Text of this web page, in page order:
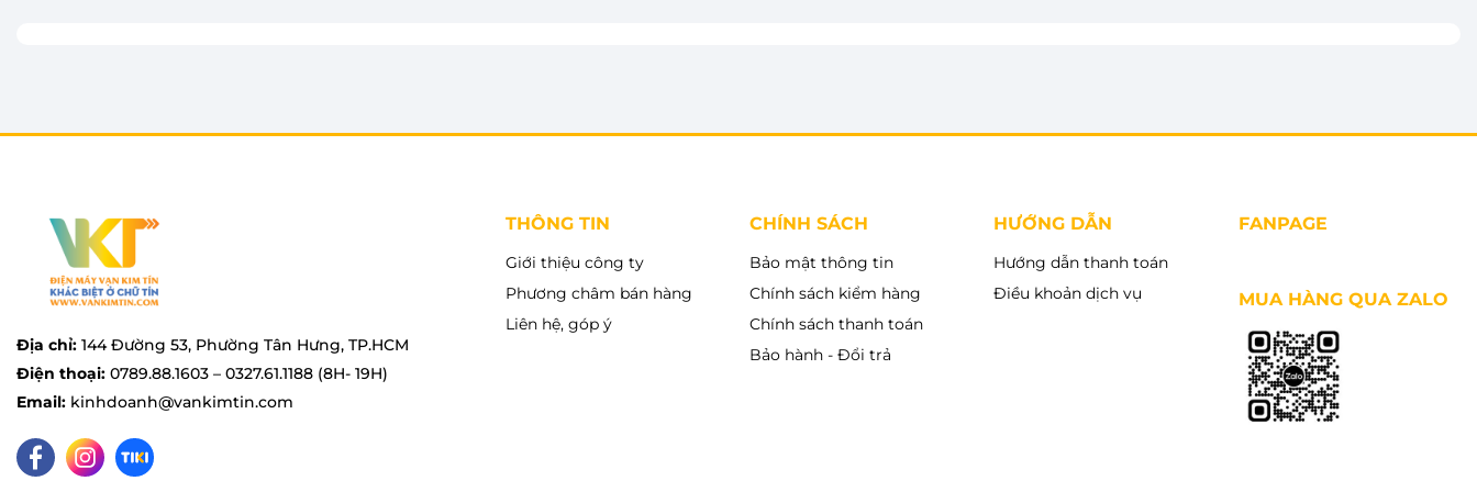
Địa chỉ: 144 Đường 53, Phường Tân Hưng, TP.HCM
Điện thoại: 0789.88.1603 – 0327.61.1188 (8H- 19H)
Email: kinhdoanh@vankimtin.com
THÔNG TIN
Giới thiệu công ty
Phương châm bán hàng
Liên hệ, góp ý
CHÍNH SÁCH
Bảo mật thông tin
Chính sách kiểm hàng
Chính sách thanh toán
Bảo hành - Đổi trả
HƯỚNG DẪN
Hướng dẫn thanh toán
Điều khoản dịch vụ
FANPAGE
MUA HÀNG QUA ZALO